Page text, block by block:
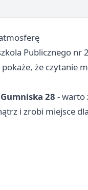
Publicznego nr
że czytanie
28 - warto
i zrobi miejsce